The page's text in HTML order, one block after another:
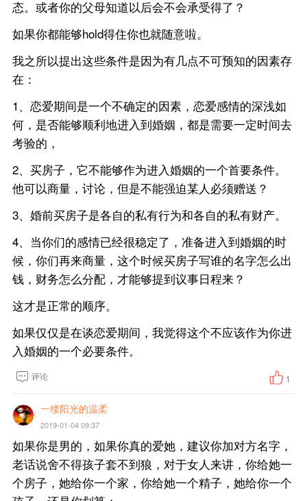
态。或者你的父母知道以后会不会承受得了？
如果你都能够hold得住你也就随意啦。
我之所以提出这些条件是因为有几点不可预知的因素存
在：
1、恋爱期间是一个不确定的因素，恋爱感情的深浅如
何，是否能够顺利地进入到婚姻，都是需要一定时间去
考验的，
2、买房子，它不能够作为进入婚姻的一个首要条件。
他可以商量，讨论，但是不能强迫某人必须赠送？
3、婚前买房子是各自的私有行为和各自的私有财产。
4、当你们的感情已经很稳定了，准备进入到婚姻的时
候，你们再来商量，这个时候买房子写谁的名字怎么出
钱，财务怎么分配，才能够提到议事日程来？
这才是正常的顺序。
如果仅仅是在谈恋爱期间，我觉得这个不应该作为你进
入婚姻的一个必要条件。
评论 1
一缕阳光的温柔
2019-01-04 09:37
如果你是男的，如果你真的爱她，建议你加对方名字，
老话说舍不得孩子套不到狼，对于女人来讲，你给她一
个房子，她给你一个家，你给她一个精子，她给你一个